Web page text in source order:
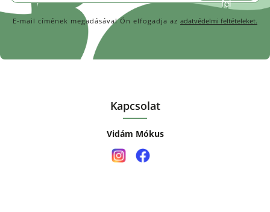
Kapcsolat
Vidám Mókus
E-mail címének megadásával Ön elfogadja az adatvédelmi feltételeket.